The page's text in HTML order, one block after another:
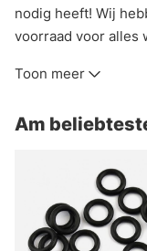
nodig heeft! Wij
voorraad voor alles
vindt het in deze
U vindt hier ook
nodig heeft. Een
Toon meer
Am